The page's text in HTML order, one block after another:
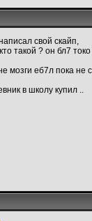
свой скайп,
такой ? он бл7
мозги еб7л пока не
в школу купил ..